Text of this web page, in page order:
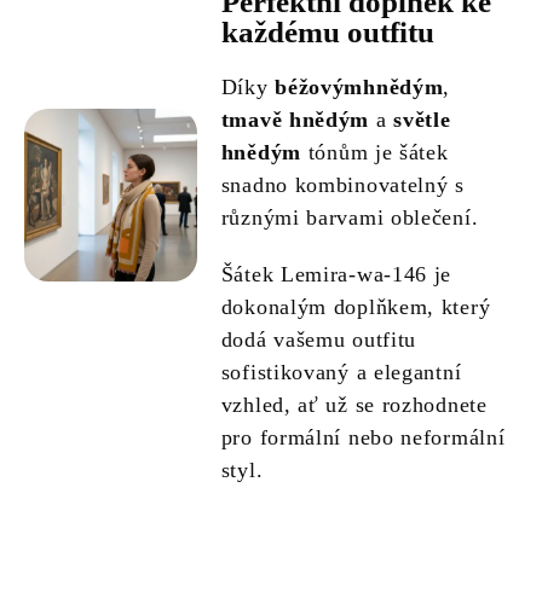
každému outfitu
Díkybéžovýmhnědým,
tmavě hnědým asvětle
hnědým tónům je šátek
snadno kombinovatelný s
různými barvami oblečení.
Šátek Lemira-wa-146 je
dokonalým doplňkem, který
dodá vašemu outfitu
sofistikovaný a elegantní
vzhled, ať už se rozhodnete
pro formální nebo neformální
styl.